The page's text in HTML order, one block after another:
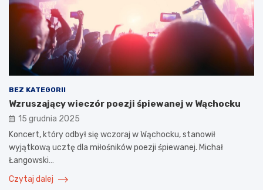
BEZ KATEGORII
Wzruszający wieczór poezji śpiewanej w Wąchocku
15 grudnia 2025
Koncert, który odbył się wczoraj w Wąchocku, stanowił
wyjątkową ucztę dla miłośników poezji śpiewanej. Michał
Łangowski…
Czytaj dalej